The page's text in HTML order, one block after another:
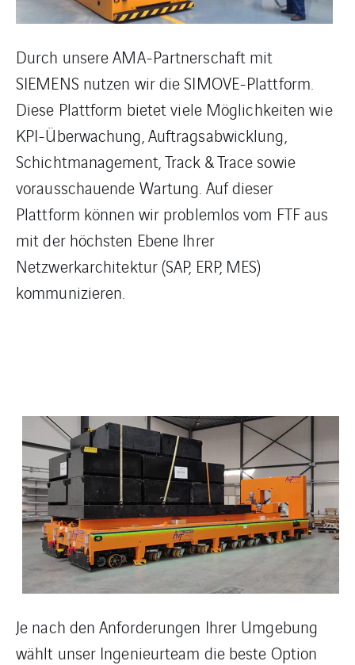
Durch unsere AMA-Partnerschaft mit
SIEMENS nutzen wir die SIMOVE-Plattform.
Diese Plattform bietet viele Möglichkeiten wie
KPI-Überwachung, Auftragsabwicklung,
Schichtmanagement, Track & Trace sowie
vorausschauende Wartung. Auf dieser
Plattform können wir problemlos vom FTF aus
mit der höchsten Ebene Ihrer
Netzwerkarchitektur (SAP, ERP, MES)
kommunizieren.
Je nach den Anforderungen Ihrer Umgebung
wählt unser Ingenieurteam die beste Option